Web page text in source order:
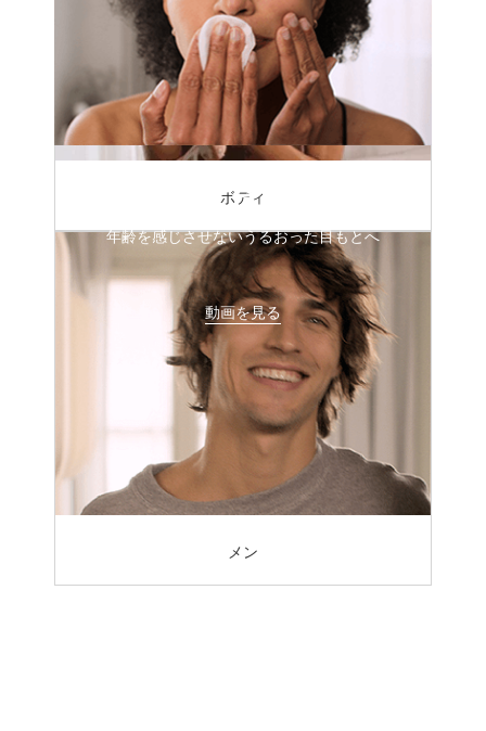
ダブル セーラム アイの使い方
年齢を感じさせないうるおった目もとへ
動画を見る
ボディ
メン